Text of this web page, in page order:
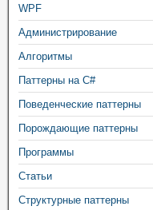
WPF
Администрирование
Алгоритмы
Паттерны на C#
Поведенческие паттерны
Порождающие паттерны
Программы
Статьи
Структурные паттерны